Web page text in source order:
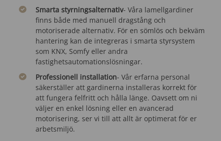
Smarta styrningsalternativ- Våra lamellgardiner
finns både med manuell dragstång och
motoriserade alternativ. För en sömlös och bekväm
hantering kan de integreras i smarta styrsystem
som KNX, Somfy eller andra
fastighetsautomationslösningar.
Professionell installation- Vår erfarna personal
säkerställer att gardinerna installeras korrekt för
att fungera felfritt och hålla länge. Oavsett om ni
väljer en enkel lösning eller en avancerad
motorisering, ser vi till att allt är optimerat för er
arbetsmiljö.